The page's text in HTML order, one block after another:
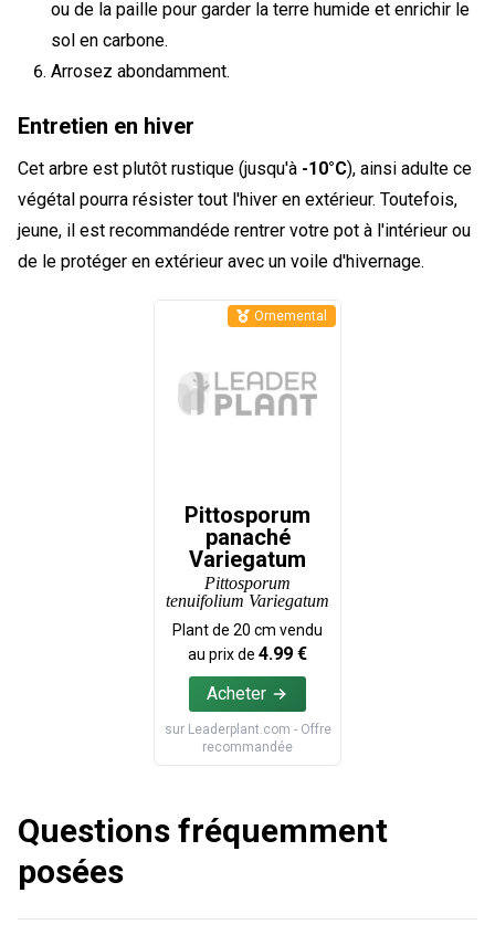
ou de la paille pour garder la terre humide et enrichir le
sol en carbone.
Arrosez abondamment.
Entretien en hiver
Cet arbre est plutôt rustique (jusqu'à -10°C), ainsi adulte ce
végétal pourra résister tout l'hiver en extérieur. Toutefois,
jeune, il est recommandéde rentrer votre pot à l'intérieur ou
de le protéger en extérieur avec un voile d'hivernage.
Pittosporum
panaché
Variegatum
Pittosporum
tenuifolium Variegatum
Plant de 20 cm vendu
au prix de 4.99 €
Acheter
sur Leaderplant.com - Offre
recommandée
Ornemental
Questions fréquemment
posées